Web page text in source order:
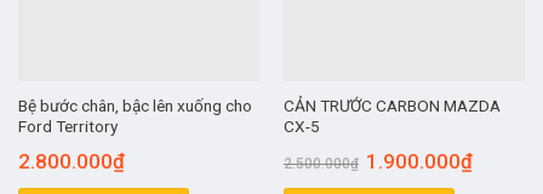
Bệ bước chân, bậc lên xuống cho
Ford Territory
2.800.000₫
CẢN TRƯỚC CARBON MAZDA
CX-5
2.500.000₫ 1.900.000₫